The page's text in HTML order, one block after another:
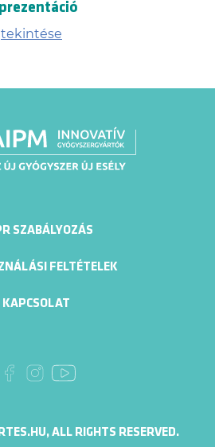
SZABÁLYOZÁS
FELTÉTELEK
KAPCSOLAT
ALL RIGHTS RESERVED.